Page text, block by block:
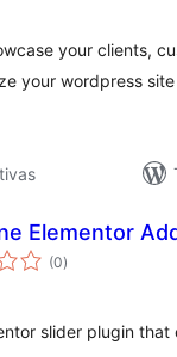
your clients,
your wordpress site
Elementor
(0total
de
)
slider plugin